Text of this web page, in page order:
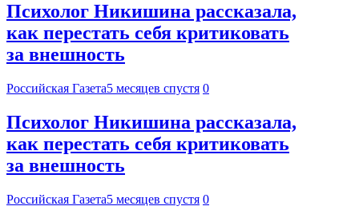
Психолог Никишина рассказала,
как перестать себя критиковать
за внешность
Российская Газета5 месяцев спустя 0
Психолог Никишина рассказала,
как перестать себя критиковать
за внешность
Российская Газета5 месяцев спустя 0